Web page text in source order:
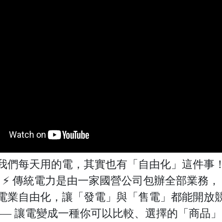
們每天用的電，其實也有「自由化」這件事！
⚡ 傳統電力是由一家國營公司包辦全部業務，
業自由化，讓「發電」與「售電」都能開放
讓電變成一種你可以比較、選擇的「商品」